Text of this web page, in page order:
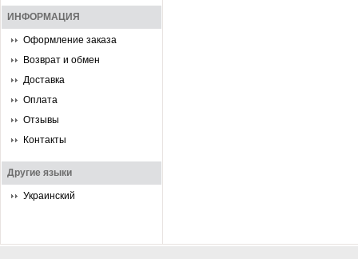
ИНФОРМАЦИЯ
Оформление заказа
Возврат и обмен
Доставка
Оплата
Отзывы
Контакты
Другие языки
Украинский